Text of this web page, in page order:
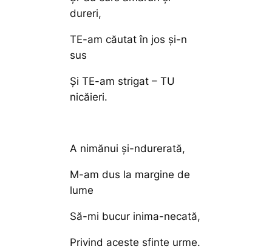
dureri,
TE-am căutat în jos şi-n
sus
Şi TE-am strigat – TU
nicăieri.
A nimănui şi-ndurerată,
M-am dus la margine de
lume
Să-mi bucur inima-necată,
Privind aceste sfinte urme.